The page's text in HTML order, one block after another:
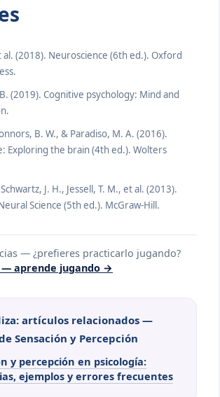
al. (2018). Neuroscience (6th ed.). Oxford
(2019). Cognitive psychology: Mind and
B. W., & Paradiso, M. A. (2016).
Exploring the brain (4th ed.). Wolters
J. H., Jessell, T. M., et al. (2013).
Science (5th ed.). McGraw-Hill.
— ¿prefieres practicarlo jugando?
— aprende jugando →
artículos relacionados —
Sensación y Percepción
y percepción en psicología:
ejemplos y errores frecuentes